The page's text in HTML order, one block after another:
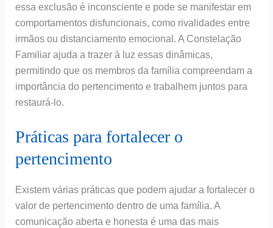
essa exclusão é inconsciente e pode se manifestar em
comportamentos disfuncionais, como rivalidades entre
irmãos ou distanciamento emocional. A Constelação
Familiar ajuda a trazer à luz essas dinâmicas,
permitindo que os membros da família compreendam a
importância do pertencimento e trabalhem juntos para
restaurá-lo.
Práticas para fortalecer o
pertencimento
Existem várias práticas que podem ajudar a fortalecer o
valor de pertencimento dentro de uma família. A
comunicação aberta e honesta é uma das mais